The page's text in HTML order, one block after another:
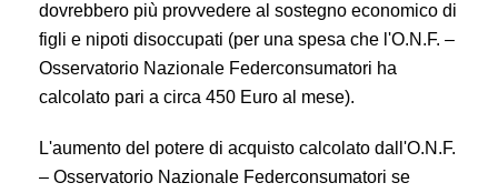
dovrebbero più provvedere al sostegno economico di
figli e nipoti disoccupati (per una spesa che l'O.N.F. –
Osservatorio Nazionale Federconsumatori ha
calcolato pari a circa 450 Euro al mese).
L'aumento del potere di acquisto calcolato dall'O.N.F.
– Osservatorio Nazionale Federconsumatori se